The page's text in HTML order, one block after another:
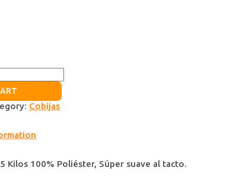
Cobijas
Kilos 100% Poliéster, Súper suave al tacto.